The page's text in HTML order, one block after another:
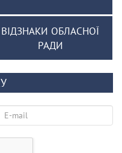
ВІДЗНАКИ ОБЛАСНОЇ
РАДИ